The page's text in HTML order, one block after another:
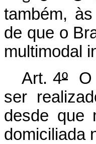
também,
de que o
multimodal
Art. 4º O
ser
desde que
domiciliada